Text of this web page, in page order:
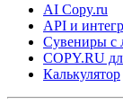
AI Copy.ru
API и
Сувениры с
COPY.RU
Калькулятор